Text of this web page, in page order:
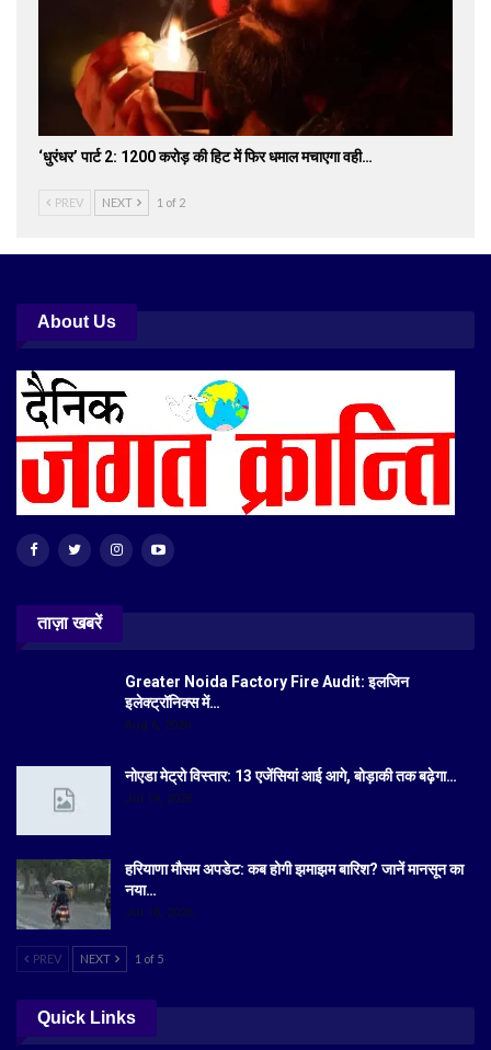
‘धुरंधर’ पार्ट 2: 1200 करोड़ की हिट में फिर धमाल मचाएगा वही…
PREV NEXT 1 of 2
About Us
ताज़ा खबरें
Greater Noida Factory Fire Audit: इलजिन
इलेक्ट्रॉनिक्स में…
Aug 6, 2026
नोएडा मेट्रो विस्तार: 13 एजेंसियां आई आगे, बोड़ाकी तक बढ़ेगा…
Jul 19, 2026
हरियाणा मौसम अपडेट: कब होगी झमाझम बारिश? जानें मानसून का
नया…
Jul 18, 2026
PREV NEXT 1 of 5
Quick Links